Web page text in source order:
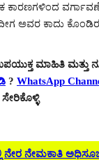
ಕಾರಣಗಳಿಂದ
ಅವರ ಕಾದು
ಮಾಹಿತಿ ಮತ್ತು
? WhatsApp
ನೇರ ನೇಮಕಾತಿ